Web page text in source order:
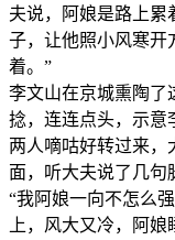
夫说，阿娘是路上累
子，让他照小风寒开
着。”
李文山在京城熏陶了
捻，连连点头，示意
两人嘀咕好转过来，
面，听大夫说了几句
“我阿娘一向不怎么
上，风大又冷，阿